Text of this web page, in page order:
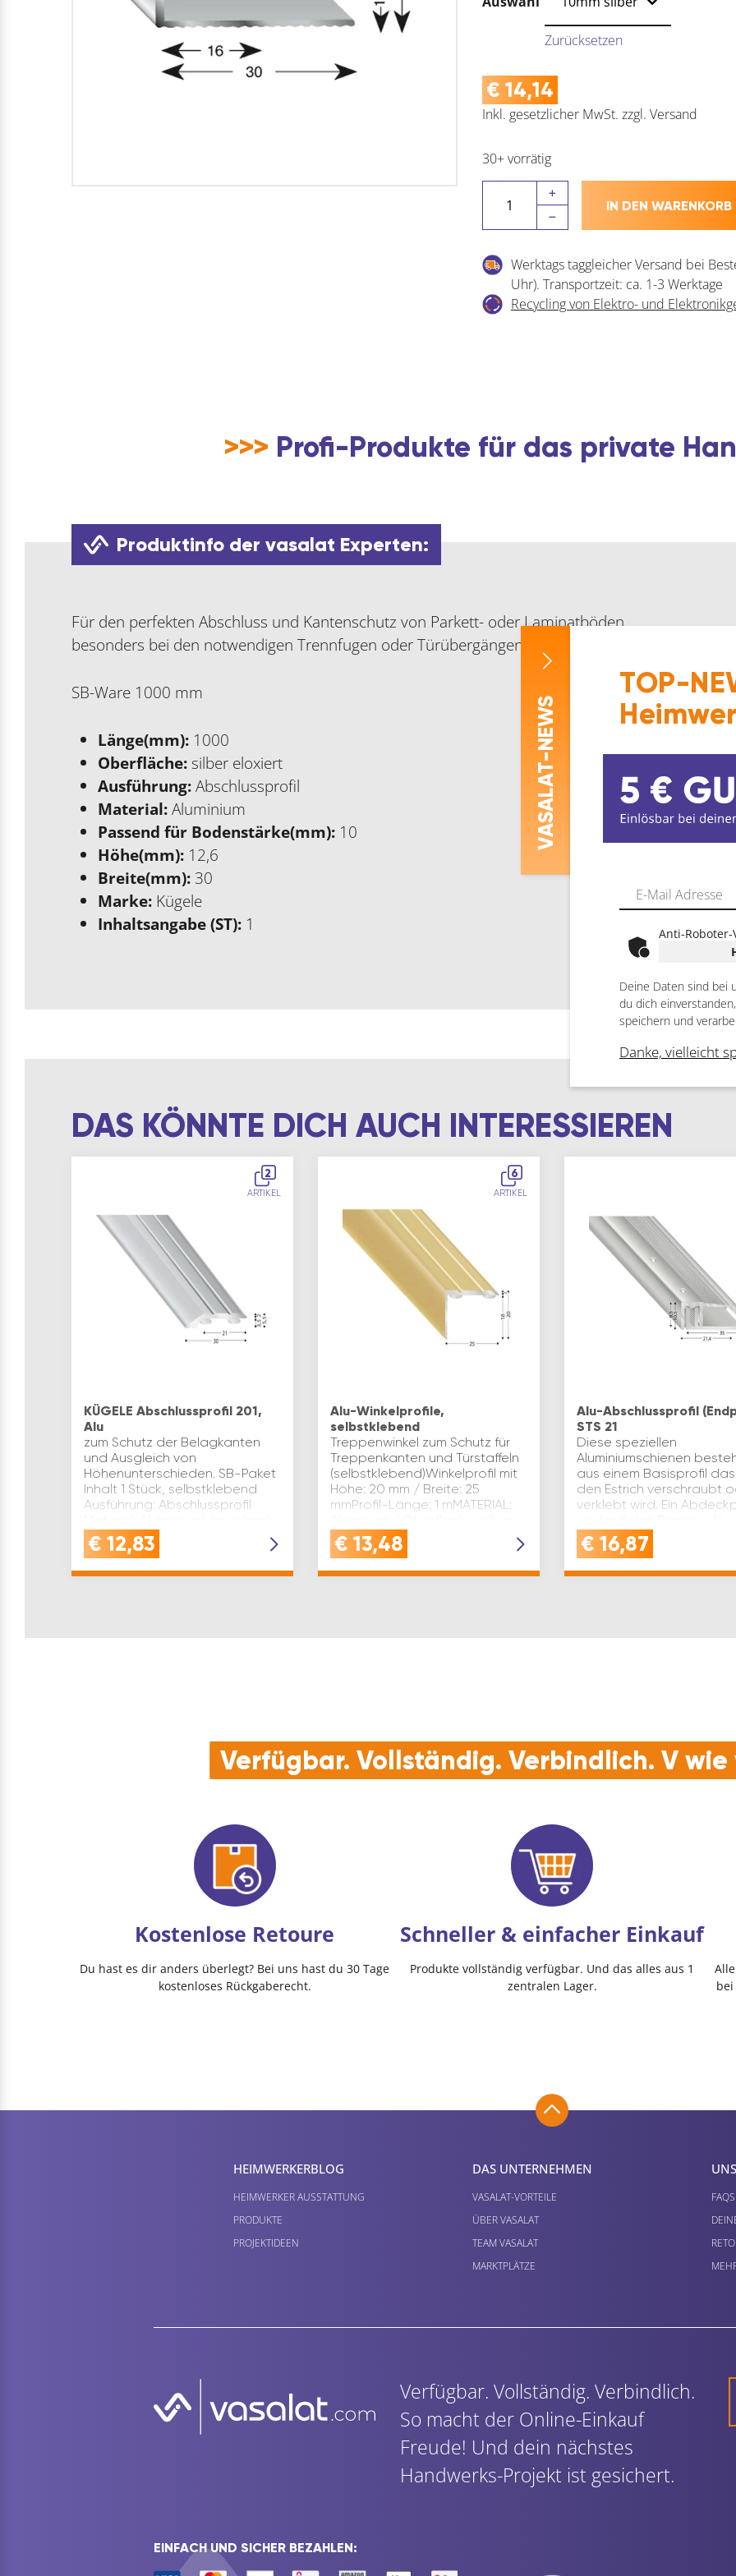
Zurücksetzen
€ 14,14
Inkl. gesetzlicher MwSt. zzgl. Versand
30+ vorrätig
Gleitabschlussprofile
für
und
Laminat
Menge
IN DEN WARENKORB
Werktags taggleicher Versand bei
Uhr). Transportzeit: ca. 1-3 Werktage
Recycling von Elektro- und
>>> Profi-Produkte für das private
Produktinfo der vasalat Experten:
Für den perfekten Abschluss und Kantenschutz von Parkett- oder Laminatböden,
besonders bei den notwendigen Trennfugen oder Türübergängen.
SB-Ware 1000 mm
Länge(mm): 1000
Oberfläche: silber eloxiert
Ausführung:Abschlussprofil
Material:Aluminium
Passend für Bodenstärke(mm): 10
Höhe(mm): 12,6
Breite(mm): 30
Marke: Kügele
Inhaltsangabe (ST): 1
DAS KÖNNTE DICH AUCH INTERESSIEREN
2
ARTIKEL
KÜGELE Abschlussprofil 201,
Alu
zum Schutz der Belagkanten
und Ausgleich von
Höhenunterschieden. SB-Paket
Inhalt 1 Stück, selbstklebend
Ausführung: Abschlussprofil
1000 Passend für
Bodenstärke(mm): …
€ 12,83
6
ARTIKEL
Alu-Winkelprofile,
selbstklebend
Treppenwinkel zum Schutz für
Treppenkanten und Türstaffeln
(selbstklebend)Winkelprofil mit
Höhe: 20 mm / Breite: 25
mmProfil-Länge: 1 mMATERIAL:
eloxiertMONTAGE: einf…
€ 13,48
Alu-Abschlussprofil
STS 21
Diese speziellen
Aluminiumschienen
aus einem Basisprofil
den Estrich verschraubt
verklebt wird. Ein
aufgeschraubt. Das
Befestigungsmateri…
€ 16,87
Verfügbar. Vollständig. Verbindlich. V
Kostenlose Retoure
Du hast es dir anders überlegt? Bei uns hast du 30 Tage
kostenloses Rückgaberecht.
Schneller & einfacher Einkauf
Produkte vollständig verfügbar. Und das alles aus 1
zentralen Lager.
V
ASALAT
-NEWS
TOP-
Anti-
Deine Daten sind bei
du dich
speichern und
Danke, vielleicht
HEIMWERKER­BLOG
HEIMWERKER AUSSTATTUNG
PRODUKTE
PROJEKTIDEEN
DAS UNTERNEHMEN
VASALAT-VORTEILE
ÜBER VASALAT
TEAM VASALAT
MARKTPLÄTZE
FAQS
Verfügbar. Vollständig. Verbindlich.
So macht der Online-Einkauf
Freude! Und dein nächstes
Handwerks-Projekt ist gesichert.
EINFACH UND SICHER BEZAHLEN: